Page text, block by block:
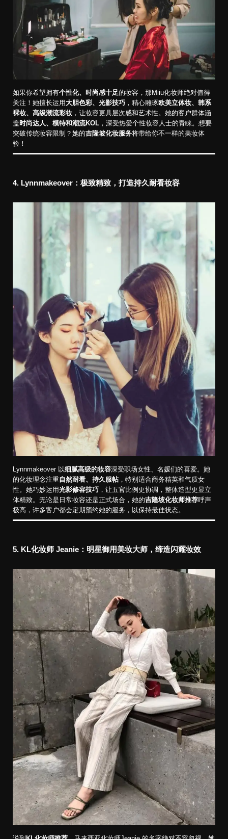
如果你希望拥有个性化、时尚感十足的妆容，那Miiu化妆师绝对值得
关注！她擅长运用大胆色彩、光影技巧 ，精心雕琢欧美立体妆、韩系
裸妆、高级潮流彩妆 ，让妆容更具层次感和艺术性。她的客户群体涵
盖时尚达人、模特和潮流KOL ，深受热爱个性妆容人士的青睐。想要
突破传统妆容限制？她的吉隆坡化妆服务将带给你不一样的美妆体
验！
4. Lynnmakeover：极致精致，打造持久耐看妆容
Lynnmakeover 以细腻高级的妆容深受职场女性、名媛们的喜爱。她
的化妆理念注重自然耐看、持久服帖，特别适合商务精英和气质女
性。她巧妙运用光影修容技巧 ，让五官比例更协调，整体造型更显立
体精致。无论是日常妆容还是正式场合，她的吉隆坡化妆师推荐呼声
极高，许多客户都会定期预约她的服务，以保持最佳状态。
5. KL化妆师 Jeanie：明星御用美妆大师，缔造闪耀妆效